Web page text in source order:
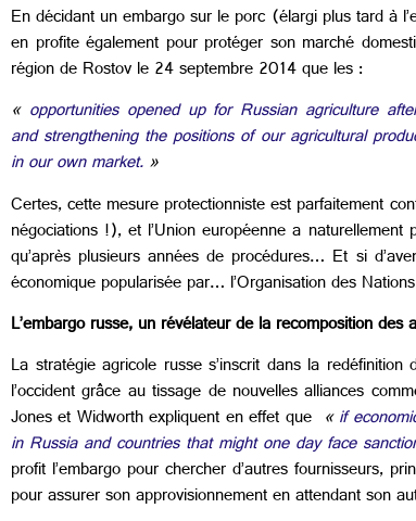
En décidant un embargo sur le porc (élargi plus tard à
en profite également pour protéger son marché
région de Rostov le 24 septembre 2014 que les :
« opportunities opened up for Russian agriculture
and strengthening the positions of our agricultural
in our own market.»
Certes, cette mesure protectionniste est parfaitement
négociations !), et l’Union européenne a
qu’après plusieurs années de procédures… Et si
économique popularisée par… l’Organisation des
L’embargo russe, un révélateur de la recomposition des
La stratégie agricole russe s’inscrit dans la
l’occident grâce au tissage de nouvelles alliances
Jones et Widworth expliquent en effet que «if
in Russia and countries that might one day face
profit l’embargo pour chercher d’autres fournisseurs,
pour assurer son approvisionnement en attendant son